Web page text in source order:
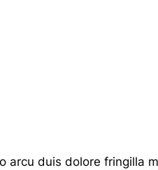
arcu duis dolore fringilla